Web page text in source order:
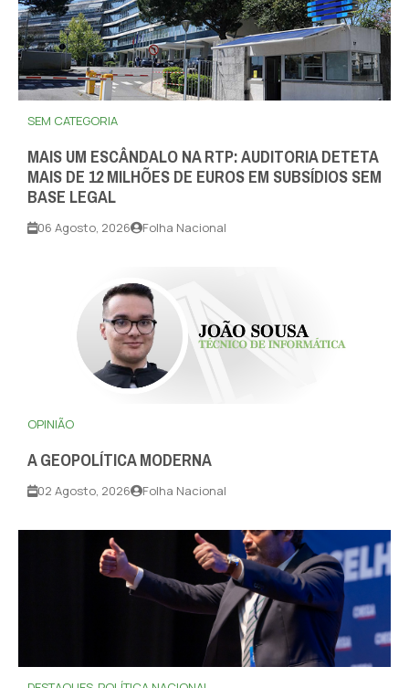
SEM CATEGORIA
MAIS UM ESCÂNDALO NA RTP: AUDITORIA DETETA
MAIS DE 12 MILHÕES DE EUROS EM SUBSÍDIOS SEM
BASE LEGAL
06 Agosto, 2026 Folha Nacional
OPINIÃO
A GEOPOLÍTICA MODERNA
02 Agosto, 2026 Folha Nacional